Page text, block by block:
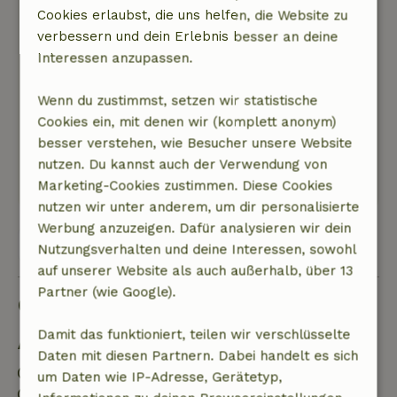
Fantastische en unieke locatie. We hebben het
hier heerlijk gehad. Alles was tot in de puntjes
geregeld. Bij aankomst werden we vriendelijk
rondleiding gehad. We waren zeer onder de
indruk van de plek en de afwerking van de
locatie. Dank voor het mooie weekend!
Natur, Ruhe & Freiraum: 5/5
Ins Deutsche übersetzen.
Alle 4 Bewertungen anzeigen
Gut zu wissen
Aufenthaltsdetails
Anreise: 18:00- 21:00
Cookies erlaubst, die uns helfen, die Website zu
verbessern und dein Erlebnis besser an deine
Interessen anzupassen.
Wenn du zustimmst, setzen wir statistische
Cookies ein, mit denen wir (komplett anonym)
besser verstehen, wie Besucher unsere Website
nutzen. Du kannst auch der Verwendung von
Marketing-Cookies zustimmen. Diese Cookies
nutzen wir unter anderem, um dir personalisierte
Werbung anzuzeigen. Dafür analysieren wir dein
Nutzungsverhalten und deine Interessen, sowohl
auf unserer Website als auch außerhalb, über 13
Partner (wie Google).
Damit das funktioniert, teilen wir verschlüsselte
Daten mit diesen Partnern. Dabei handelt es sich
um Daten wie IP-Adresse, Gerätetyp,